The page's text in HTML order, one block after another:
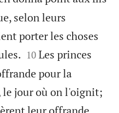
selon leurs
porter les choses


10 Les princes
pour la
le jour où on l'oignit;
leur offrande